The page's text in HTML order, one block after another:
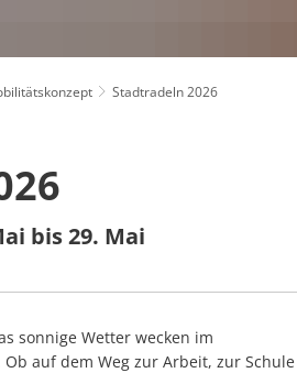
Stadtradeln 2026
bis 29. Mai
sonnige Wetter wecken im
auf dem Weg zur Arbeit, zur Schule